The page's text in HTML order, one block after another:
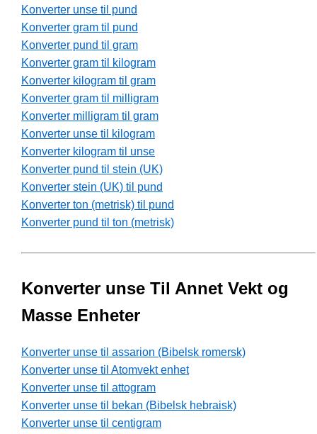
Konverter unse til pund
Konverter gram til pund
Konverter pund til gram
Konverter gram til kilogram
Konverter kilogram til gram
Konverter gram til milligram
Konverter milligram til gram
Konverter unse til kilogram
Konverter kilogram til unse
Konverter pund til stein (UK)
Konverter stein (UK) til pund
Konverter ton (metrisk) til pund
Konverter pund til ton (metrisk)
Konverter unse Til Annet Vekt og
Masse Enheter
Konverter unse til assarion (Bibelsk romersk)
Konverter unse til Atomvekt enhet
Konverter unse til attogram
Konverter unse til bekan (Bibelsk hebraisk)
Konverter unse til centigram